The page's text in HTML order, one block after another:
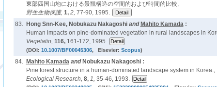
東部四国山地における景観構造の空間的および時間的比較,
野生生物保護, 1, 2, 77-90, 1995.
83.
Hong Snn-Kee, Nobukazu Nakagoshiand Mahito Kamada:
Human impacts on pine-dominated vegetation in rural landscapes in
Vegetatio, 116, 161-172, 1995.
(DOI: 10.1007/BF00045306, Elsevier: Scopus)
84. Mahito Kamadaand Nobukazu Nakagoshi :
Pine forest structure in a human-dominated landscape system in Korea.,
Ecological Research, 8, 1, 35-46, 1993.